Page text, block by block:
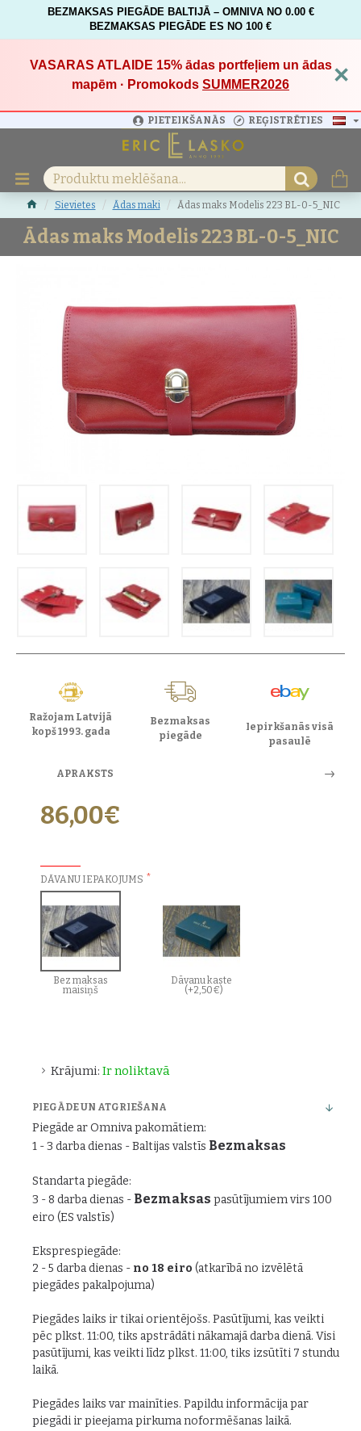
BEZMAKSAS PIEGĀDE BALTIJĀ – OMNIVA NO 0.00 €
BEZMAKSAS PIEGĀDE ES NO 100 €
VASARAS ATLAIDE 15%ādas portfeļiem un ādas
mapēm · Promokods SUMMER2026 ×
PIETEIKŠANĀS REĢISTRĒTIES
Sievietes Ādas maki Ādas maks Modelis 223 BL-0-5_NIC
Ādas maks Modelis 223 BL-0-5_NIC
Ražojam Latvijā
kopš 1993. gada
Bezmaksas
piegāde
Iepirkšanās visā
pasaulē
APRAKSTS
Krājumi: Ir noliktavā
86,00€
DĀVANU IEPAKOJUMS
Bez maksas
maisiņš
Dāvanu kaste
(+2,50€)
PIEGĀDE UN ATGRIEŠANA
Piegāde ar Omniva pakomātiem:
1 - 3 darba dienas - Baltijas valstīs Bezmaksas
Standarta piegāde:
3 - 8 darba dienas - Bezmaksas pasūtījumiem virs 100
eiro (ES valstīs)
Eksprespiegāde:
2 - 5 darba dienas - no 18 eiro (atkarībā no izvēlētā
piegādes pakalpojuma)
Piegādes laiks ir tikai orientējošs. Pasūtījumi, kas veikti
pēc plkst. 11:00, tiks apstrādāti nākamajā darba dienā. Visi
pasūtījumi, kas veikti līdz plkst. 11:00, tiks izsūtīti 7 stundu
laikā.
Piegādes laiks var mainīties. Papildu informācija par
piegādi ir pieejama pirkuma noformēšanas laikā.